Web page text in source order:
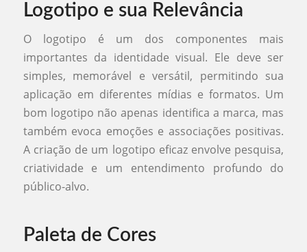
Logotipo e sua Relevância
O logotipo é um dos componentes mais
importantes da identidade visual. Ele deve ser
simples, memorável e versátil, permitindo sua
aplicação em diferentes mídias e formatos. Um
bom logotipo não apenas identifica a marca, mas
também evoca emoções e associações positivas.
A criação de um logotipo eficaz envolve pesquisa,
criatividade e um entendimento profundo do
público-alvo.
Paleta de Cores